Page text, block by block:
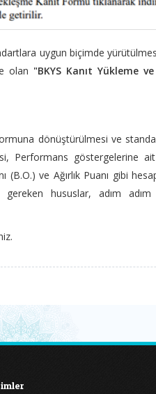
uygun biçimde
olan "BKYS Kanıt Yükleme
dönüştürülmesi ve
Performans göstergelerine ait
(B.O.) ve Ağırlık Puanı gibi
hususlar, adım